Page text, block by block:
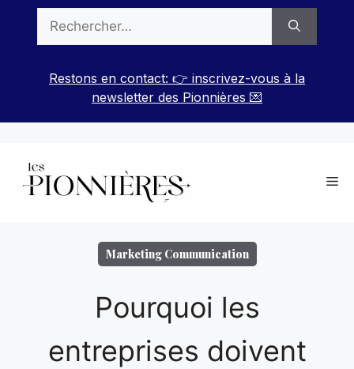
contenu
Restons en contact: 👉 inscrivez-vous à la
newsletter des Pionnières 💌
Marketing Communication
Pourquoi les
entreprises doivent